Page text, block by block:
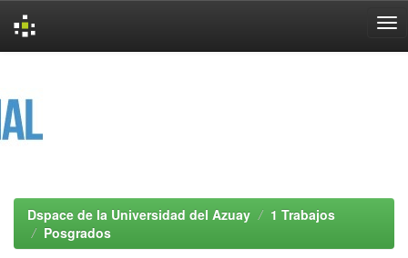
Dspace de la Universidad del Azuay
1 Trabajos
Posgrados